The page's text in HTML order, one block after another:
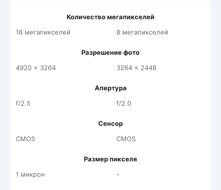
Количество мегапикселей
16 мегапикселей
8 мегапикселей
Разрешение фото
4920 x 3264
3264 x 2448
Апертура
f/2.5
f/2.0
Сенсор
CMOS
CMOS
Размер пикселя
1 микрон
-